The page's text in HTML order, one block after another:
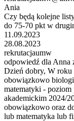
Ania
Czy będą kolejne
do 75-70 pkt w
11.09.2023
28.08.2023
rekrutacjaumw
odpowiedź dla Anna
Dzień dobry, W roku
obowiązkowo
matematyki -
akademickim 2024/
obowiązkowo oraz
lub matematyka lub